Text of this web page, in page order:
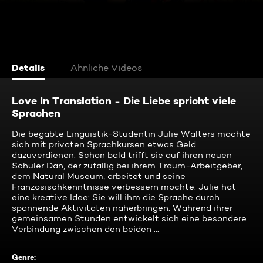
Details Ähnliche Videos
Love In Translation - Die Liebe spricht viele
Sprachen
Die begabte Linguistik-Studentin Julie Walters möchte
sich mit privaten Sprachkursen etwas Geld
dazuverdienen. Schon bald trifft sie auf ihren neuen
Schüler Dan, der zufällig bei ihrem Traum-Arbeitgeber,
dem Natural Museum, arbeitet und seine
Französischkenntnisse verbessern möchte. Julie hat
eine kreative Idee: Sie will ihm die Sprache durch
spannende Aktivitäten näherbringen. Während ihrer
gemeinsamen Stunden entwickelt sich eine besondere
Verbindung zwischen den beiden ...
Genre: